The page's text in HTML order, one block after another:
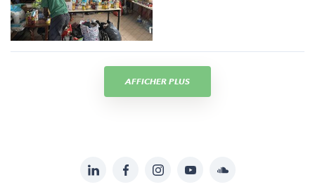
AFFICHER PLUS
LinkedInFacebookInstagramYouTubeSoundcloud